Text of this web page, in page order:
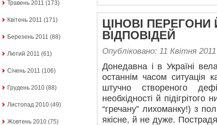
Травень 2011 (173)
Квітень 2011 (171)
Березень 2011 (88)
Лютий 2011 (61)
Січень 2011 (106)
Грудень 2010 (88)
Листопад 2010 (49)
Жовтень 2010 (75)
ЦІНОВІ
ВІДПОВІДЕЙ
Опубліковано: 11 Квітня 2011
Донедавна і в Україні
останнім часом ситуація
штучно створеного
необхідності й
“гречану” лихоманку!) з
якісне, й не дуже.